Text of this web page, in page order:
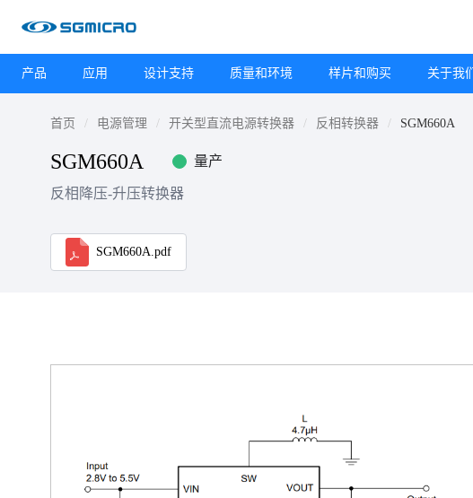
产品 应用 设计支持 质量和环境 样片和购买 关于我们
首页 电源管理 开关型直流电源转换器 反相转换器 SGM660A
SGM660A 量产
反相降压-升压转换器
SGM660A.pdf